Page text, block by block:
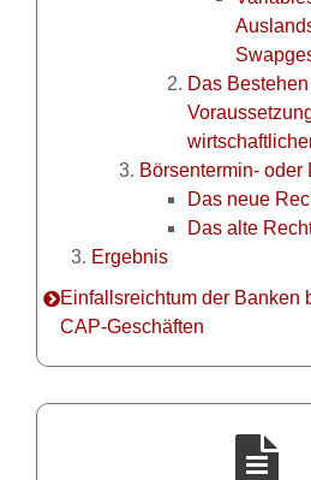
Das
Börsentermin- oder
Das neue
Das alte
Ergebnis
Einfallsreichtum der Banken
CAP-Geschäften